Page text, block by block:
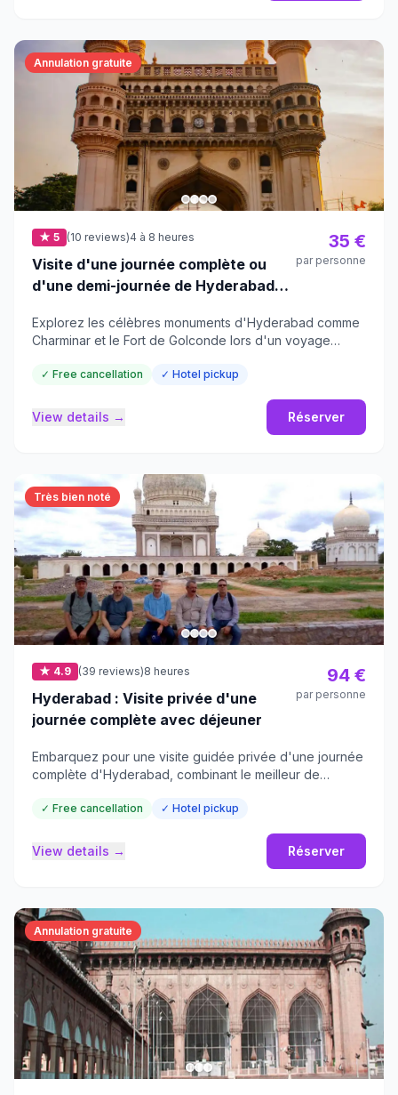
Annulation gratuite
★ 5 (10 reviews)4 à 8 heures
Visite d'une journée complète ou
d'une demi-journée de Hyderabad
35 €
par personne
Explorez les célèbres monuments d'Hyderabad comme
Charminar et le Fort de Golconde lors d'un voyage
✓ Free cancellation ✓ Hotel pickup
View details → Réserver
Très bien noté
★ 4.9 (39 reviews)8 heures
Hyderabad : Visite privée d'une
journée complète avec déjeuner
94 €
par personne
Embarquez pour une visite guidée privée d'une journée
complète d'Hyderabad, combinant le meilleur de
✓ Free cancellation ✓ Hotel pickup
View details → Réserver
Annulation gratuite